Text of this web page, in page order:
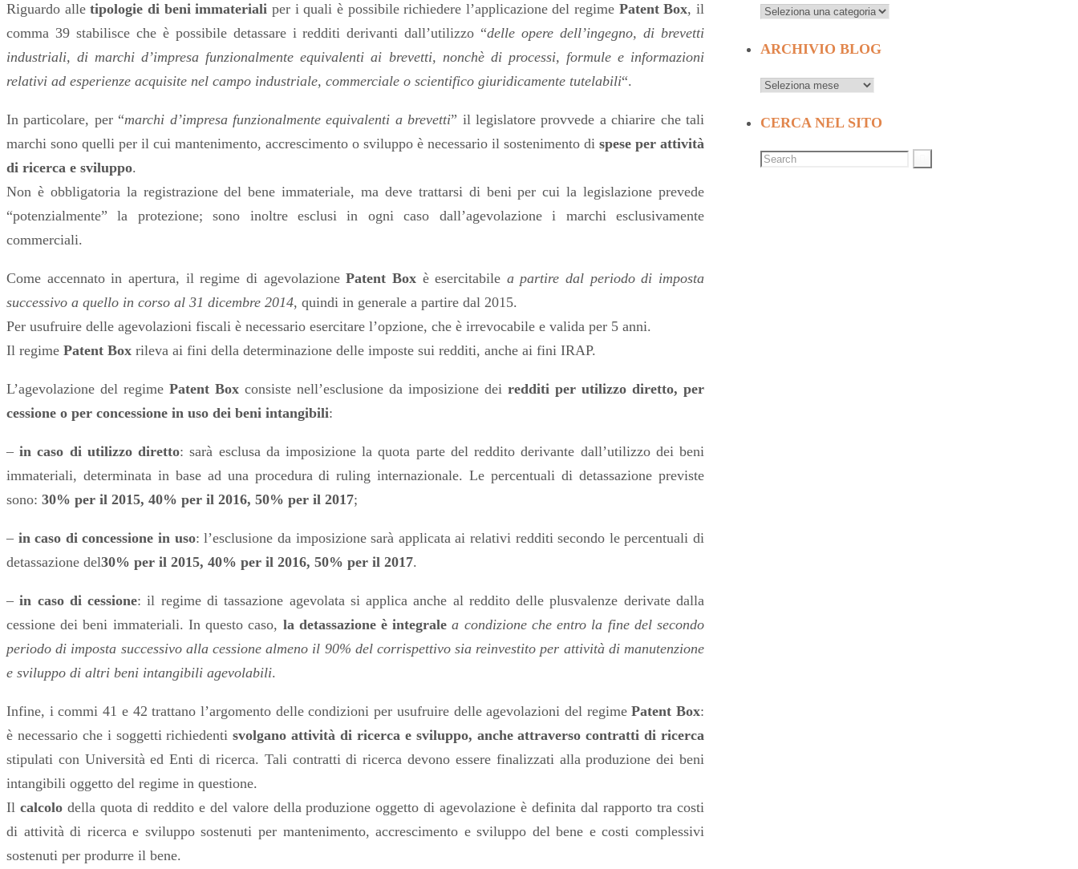
Riguardo alle tipologie di beni immateriali per i quali è possibile richiedere l’applicazione del regime Patent Box, il
comma 39 stabilisce che è possibile detassare i redditi derivanti dall’utilizzo “delle opere dell’ingegno, di brevetti
industriali, di marchi d’impresa funzionalmente equivalenti ai brevetti, nonchè di processi, formule e informazioni
relativi ad esperienze acquisite nel campo industriale, commerciale o scientifico giuridicamente tutelabili“.
In particolare, per “marchi d’impresa funzionalmente equivalenti a brevetti” il legislatore provvede a chiarire che tali
marchi sono quelli per il cui mantenimento, accrescimento o sviluppo è necessario il sostenimento di spese per attività
di ricerca e sviluppo.
Non è obbligatoria la registrazione del bene immateriale, ma deve trattarsi di beni per cui la legislazione prevede
“potenzialmente” la protezione; sono inoltre esclusi in ogni caso dall’agevolazione i marchi esclusivamente
commerciali.
Come accennato in apertura, il regime di agevolazione Patent Box è esercitabile a partire dal periodo di imposta
successivo a quello in corso al 31 dicembre 2014, quindi in generale a partire dal 2015.
Per usufruire delle agevolazioni fiscali è necessario esercitare l’opzione, che è irrevocabile e valida per 5 anni.
Il regime Patent Box rileva ai fini della determinazione delle imposte sui redditi, anche ai fini IRAP.
L’agevolazione del regime Patent Box consiste nell’esclusione da imposizione dei redditi per utilizzo diretto, per
cessione o per concessione in uso dei beni intangibili:
– in caso di utilizzo diretto: sarà esclusa da imposizione la quota parte del reddito derivante dall’utilizzo dei beni
immateriali, determinata in base ad una procedura di ruling internazionale. Le percentuali di detassazione previste
sono: 30% per il 2015, 40% per il 2016, 50% per il 2017;
– in caso di concessione in uso: l’esclusione da imposizione sarà applicata ai relativi redditi secondo le percentuali di
detassazione del30% per il 2015, 40% per il 2016, 50% per il 2017.
– in caso di cessione: il regime di tassazione agevolata si applica anche al reddito delle plusvalenze derivate dalla
cessione dei beni immateriali. In questo caso, la detassazione è integrale a condizione che entro la fine del secondo
periodo di imposta successivo alla cessione almeno il 90% del corrispettivo sia reinvestito per attività di manutenzione
e sviluppo di altri beni intangibili agevolabili.
Infine, i commi 41 e 42 trattano l’argomento delle condizioni per usufruire delle agevolazioni del regime Patent Box:
è necessario che i soggetti richiedenti svolgano attività di ricerca e sviluppo, anche attraverso contratti di ricerca
stipulati con Università ed Enti di ricerca. Tali contratti di ricerca devono essere finalizzati alla produzione dei beni
intangibili oggetto del regime in questione.
Il calcolo della quota di reddito e del valore della produzione oggetto di agevolazione è definita dal rapporto tra costi
di attività di ricerca e sviluppo sostenuti per mantenimento, accrescimento e sviluppo del bene e costi complessivi
sostenuti per produrre il bene.
ARCHIVIO BLOG
CERCA NEL SITO